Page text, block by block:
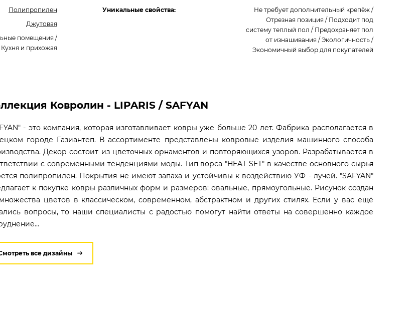
Полипропилен
Джутовая
помещения /
Кухня и прихожая
Уникальные свойства:
Не требует дополнительный крепёж /
Отрезная позиция / Подходит под
систему теплый пол / Предохраняет пол
от изнашивания / Экологичность /
Экономичный выбор для покупателей
Ковролин - LIPARIS / SAFYAN
- это компания, которая изготавливает ковры уже больше 20 лет. Фабрика располагается в
городе Газиантеп. В ассортименте представлены ковровые изделия машинного способа
Декор состоит из цветочных орнаментов и повторяющихся узоров. Разрабатывается в
с современными тенденциями моды. Тип ворса "HEAT-SET" в качестве основного сырья
полипропилен. Покрытия не имеют запаха и устойчивы к воздействию УФ - лучей. "SAFYAN"
к покупке ковры различных форм и размеров: овальные, прямоугольные. Рисунок создан
цветов в классическом, современном, абстрактном и других стилях. Если у вас ещё
вопросы, то наши специалисты с радостью помогут найти ответы на совершенно каждое
все дизайны